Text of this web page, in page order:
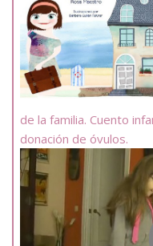
de la familia. Cuento
donación de óvulos.